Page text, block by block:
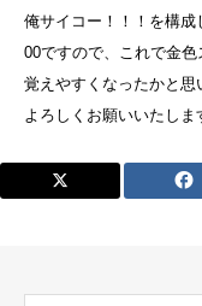
俺サイコー！！！を構
00ですので、これで金
覚えやすくなったかと思
よろしくお願いいたしま